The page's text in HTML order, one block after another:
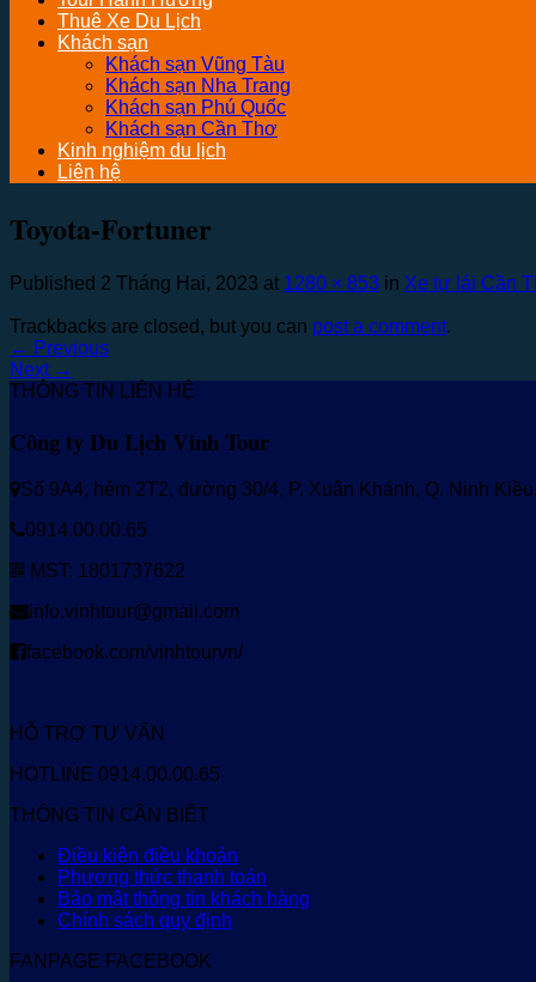
Thuê Xe Du Lịch
Khách sạn
Khách sạn Vũng Tàu
Khách sạn Nha Trang
Khách sạn Phú Quốc
Khách sạn Cần Thơ
Kinh nghiệm du lịch
Liên hệ
Toyota-Fortuner
Published 2 Tháng Hai, 2023 at 1280 × 853 in Xe tự lái Cần
Trackbacks are closed, but you can post a comment.
← Previous
Next →
THÔNG TIN LIÊN HỆ
Công ty Du Lịch Vinh Tour
Số 9A4, hẻm 2T2, đường 30/4, P. Xuân Khánh, Q. Ninh
0914.00.00.65
MST: 1801737622
info.vinhtour@gmail.com
facebook.com/vinhtourvn/
HỖ TRỢ TƯ VẤN
HOTLINE 0914.00.00.65
THÔNG TIN CẦN BIẾT
Điều kiện điều khoản
Phương thức thanh toán
Bảo mật thông tin khách hàng
Chính sách quy định
FANPAGE FACEBOOK